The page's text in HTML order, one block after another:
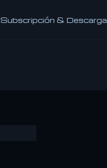
Subscripción & Descarga